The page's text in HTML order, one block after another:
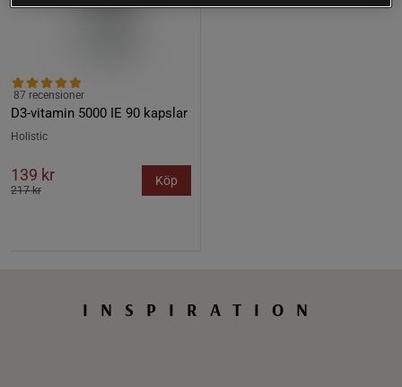
D3-vitamin 5000 IE 90 kapslar
87 recensioner
Holistic
139 kr
217 kr
Köp
INSPIRATION